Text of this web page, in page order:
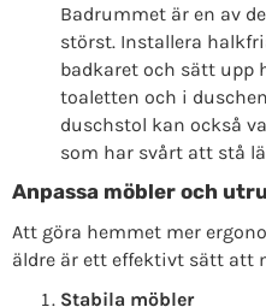
Badrummet är en av
störst. Installera
badkaret och sätt upp
toaletten och i
duschstol kan också
som har svårt att stå
Anpassa möbler och
Att göra hemmet mer
äldre är ett effektivt sätt att
Stabila möbler